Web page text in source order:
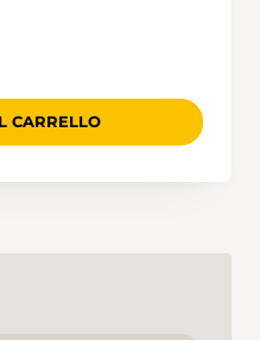
CARRELLO